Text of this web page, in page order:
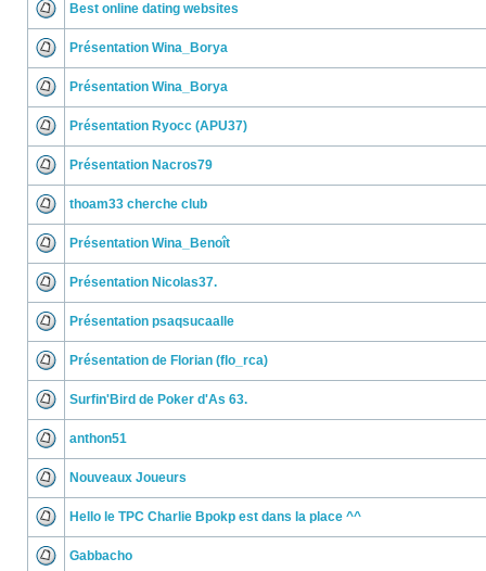
Best online dating websites
Présentation Wina_Borya
Présentation Wina_Borya
Présentation Ryocc (APU37)
Présentation Nacros79
thoam33 cherche club
Présentation Wina_Benoît
Présentation Nicolas37.
Présentation psaqsucaalle
Présentation de Florian (flo_rca)
Surfin'Bird de Poker d'As 63.
anthon51
Nouveaux Joueurs
Hello le TPC Charlie Bpokp est dans la place ^^
Gabbacho